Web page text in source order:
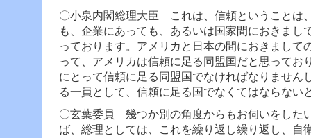
〇小泉内閣総理大臣 これは、信頼ということは
も、企業にあっても、あるいは国家間におきまし
っております。 アメリカと日本の間におきまして
って、アメリカは信頼に足る同盟国だと思ってお
にとって信頼に足る同盟国でなければなりません
る一員として、信頼に足る国でなくてはならない
〇玄葉委員 幾つか別の角度からもお伺いをした
ば、総理としては、これを繰り返し繰り返し、自